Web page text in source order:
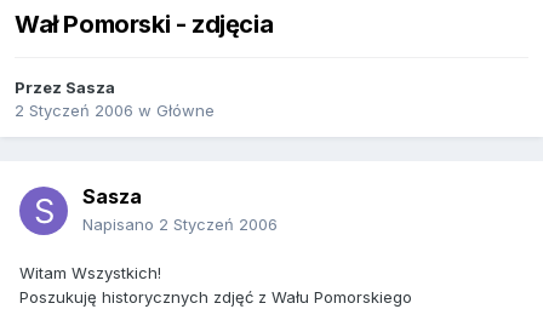
Wał Pomorski - zdjęcia
Przez Sasza
2 Styczeń 2006 w Główne
Sasza
Napisano 2 Styczeń 2006
Witam Wszystkich!
Poszukuję historycznych zdjęć z Wału Pomorskiego